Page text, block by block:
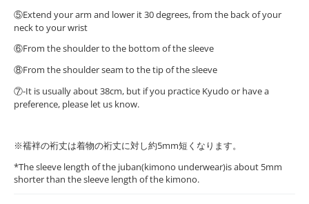
⑤Extend your arm and lower it 30 degrees, from the back of your
neck to your wrist
⑥From the shoulder to the bottom of the sleeve
⑧From the shoulder seam to the tip of the sleeve
⑦-It is usually about 38cm, but if you practice Kyudo or have a
preference, please let us know.
※襦袢の裄丈は着物の裄丈に対し約5mm短くなります。
*The sleeve length of the juban(kimono underwear)is about 5mm
shorter than the sleeve length of the kimono.